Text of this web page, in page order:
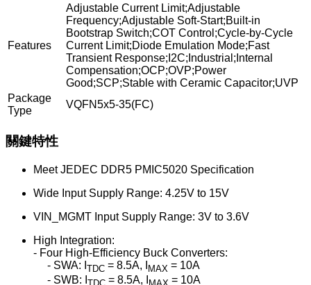
Features
Adjustable Current Limit;Adjustable
Frequency;Adjustable Soft-Start;Built-in
Bootstrap Switch;COT Control;Cycle-by-Cycle
Current Limit;Diode Emulation Mode;Fast
Transient Response;I2C;Industrial;Internal
Compensation;OCP;OVP;Power
Good;SCP;Stable with Ceramic Capacitor;UVP
Package
Type
VQFN5x5-35(FC)
關鍵特性
Meet JEDEC DDR5 PMIC5020 Specification
Wide Input Supply Range: 4.25V to 15V
VIN_MGMT Input Supply Range: 3V to 3.6V
High Integration:
- Four High-Efficiency Buck Converters:
- SWA: I TDC = 8.5A, I MAX = 10A
- SWB: I
= 8.5A, I
= 10A